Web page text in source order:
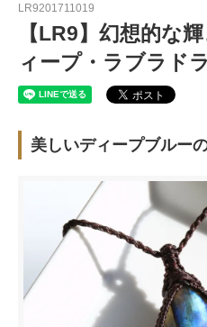
LR9201711019
【LR9】幻想的な
ィープ・ラブラド
美しいディープブルー